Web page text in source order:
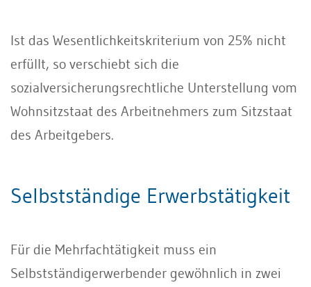
Ist das Wesentlichkeitskriterium von 25% nicht
erfüllt, so verschiebt sich die
sozialversicherungsrechtliche Unterstellung vom
Wohnsitzstaat des Arbeitnehmers zum Sitzstaat
des Arbeitgebers.
Selbstständige Erwerbstätigkeit
Für die Mehrfachtätigkeit muss ein
Selbstständigerwerbender gewöhnlich in zwei